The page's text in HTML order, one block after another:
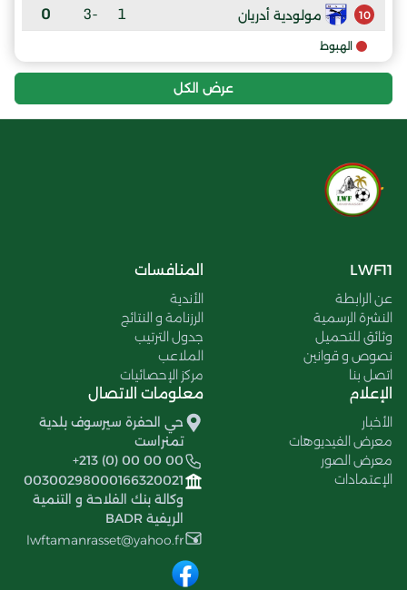
10 مولودية أدريان 1
-3
0
الهبوط
عرض الكل
LWF11
عن الرابطة
النشرة الرسمية
وثائق للتحميل
نصوص و قوانين
اتصل بنا
المنافسات
الأندية
الرزنامة و النتائج
جدول الترتيب
الملاعب
مركز الإحصائيات
الإعلام
الأخبار
معرض الفيديوهات
معرض الصور
الإعتمادات
معلومات الاتصال
حي الحفرة سيرسوف بلدية
تمنراست
+213 (0) 00 00 00
00300298000166320021
وكالة بنك الفلاحة و التنمية
الريفية BADR
lwftamanrasset@yahoo.fr